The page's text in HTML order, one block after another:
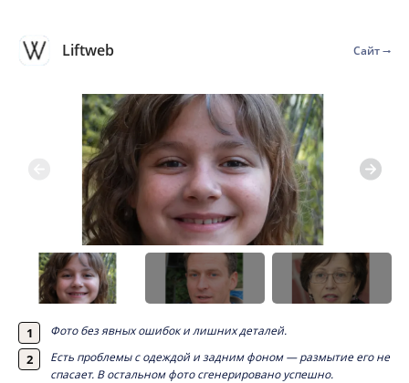
Liftweb Сайт
Фото без явных ошибок и лишних деталей.
Есть проблемы с одеждой и задним фоном — размытие его не
спасает. В остальном фото сгенерировано успешно.